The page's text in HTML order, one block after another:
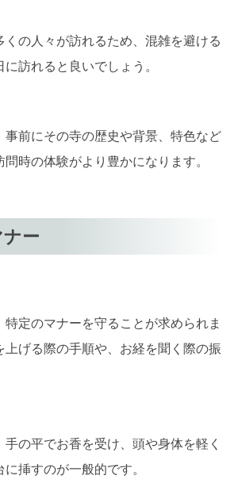
の人々が訪れるため、混雑を避ける
訪れると良いでしょう。
事前にその寺の歴史や背景、特色など
時の体験がより豊かになります。
ー
定のマナーを守ることが求められま
上げる際の手順や、お経を聞く際の振
の平でお香を受け、頭や身体を軽く
挿すのが一般的です。